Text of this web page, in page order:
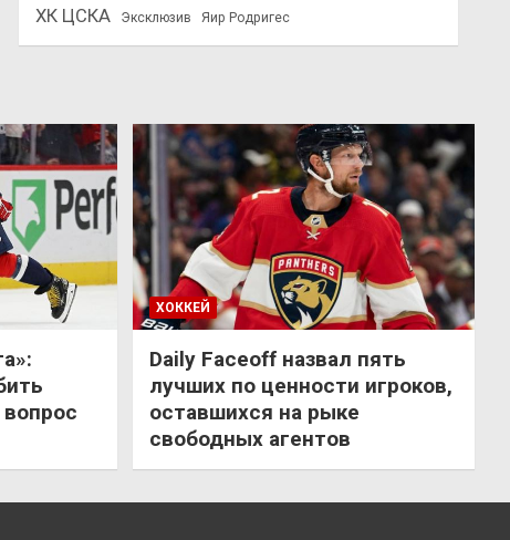
ХК ЦСКА Эксклюзив Яир Родригес
ХОККЕЙ
Daily Faceoff назвал пять
лучших по ценности игроков,
оставшихся на рыке
свободных агентов